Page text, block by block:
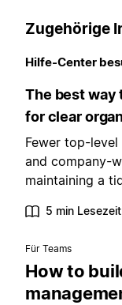
Zugehörige
Hilfe-Center
The best way
for clear
Fewer top-
and company-
maintaining a
5 min Lesezeit
Für Teams
How to